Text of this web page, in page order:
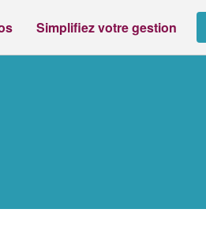
Simplifiez votre gestion